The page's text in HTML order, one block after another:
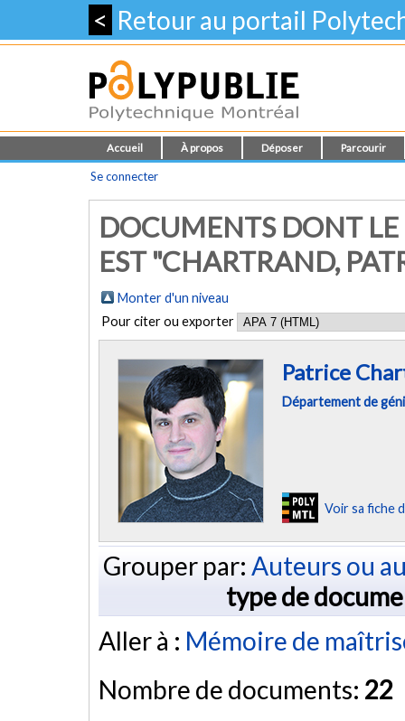
< Retour au portail
Accueil À propos Déposer Parcourir
Se connecter
DOCUMENTS DONT
EST "CHARTRAND,
Monter d'un niveau
Pour citer ou exporter
Patrice
Département de
Voir sa fiche
Grouper par: Auteurs ou
type de
Aller à : Mémoire de
Nombre de documents: 22